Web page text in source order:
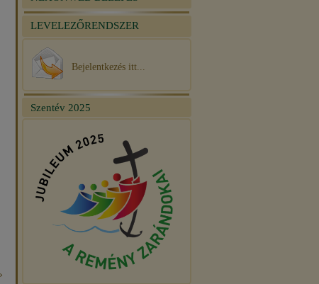
LEVELEZŐRENDSZER
Bejelentkezés itt...
Szentév 2025